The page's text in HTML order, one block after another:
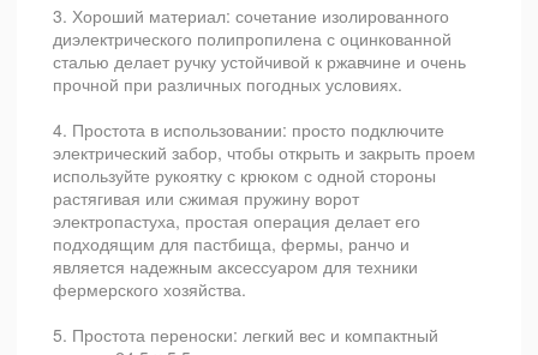
3. Хороший материал: сочетание изолированного
диэлектрического полипропилена с оцинкованной
сталью делает ручку устойчивой к ржавчине и очень
прочной при различных погодных условиях.
4. Простота в использовании: просто подключите
электрический забор, чтобы открыть и закрыть проем
используйте рукоятку с крюком с одной стороны
растягивая или сжимая пружину ворот
электропастуха, простая операция делает его
подходящим для пастбища, фермы, ранчо и
является надежным аксессуаром для техники
фермерского хозяйства.
5. Простота переноски: легкий вес и компактный